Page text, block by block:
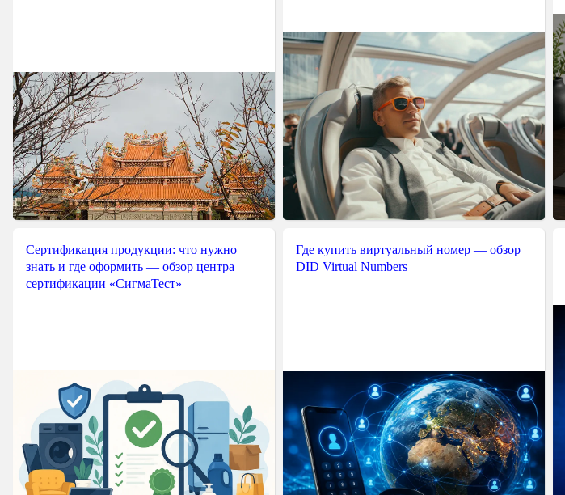
Сертификация продукции: что нужно
знать и где оформить — обзор центра
сертификации «СигмаТест»
Где купить виртуальный номер — обзор
DID Virtual Numbers